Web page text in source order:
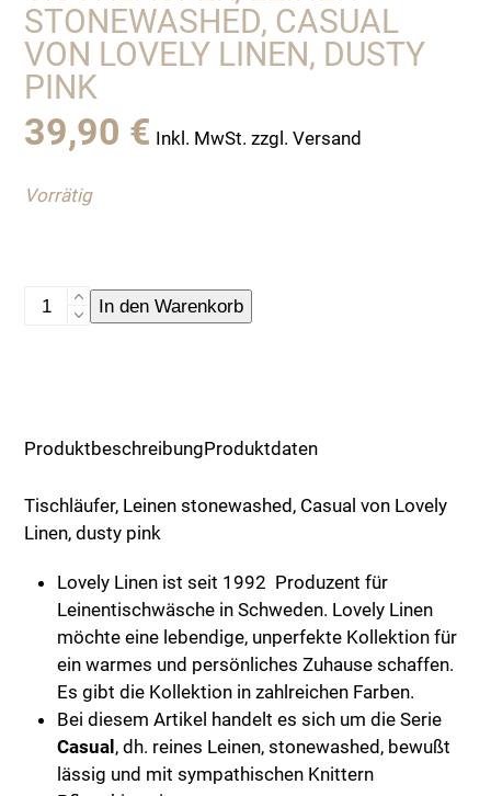
STONEWASHED, CASUAL
VON LOVELY LINEN, DUSTY
PINK
39,90 € Inkl. MwSt. zzgl. Versand
Vorrätig
Tischläufer,
Lovely
pink
Menge
In den Warenkorb
ProduktbeschreibungProduktdaten
Tischläufer, Leinen stonewashed, Casual von Lovely
Linen, dusty pink
Lovely Linen ist seit 1992 Produzent für
Leinentischwäsche in Schweden. Lovely Linen
möchte eine lebendige, unperfekte Kollektion für
ein warmes und persönliches Zuhause schaffen.
Es gibt die Kollektion in zahlreichen Farben.
Bei diesem Artikel handelt es sich um die Serie
Casual , dh. reines Leinen, stonewashed, bewußt
lässig und mit sympathischen Knittern